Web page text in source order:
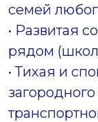
семей
• Развитая
рядом
• Тихая и